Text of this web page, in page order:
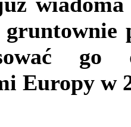
gruntownie
Europy w